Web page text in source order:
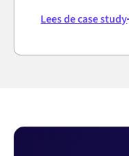
Lees de case study